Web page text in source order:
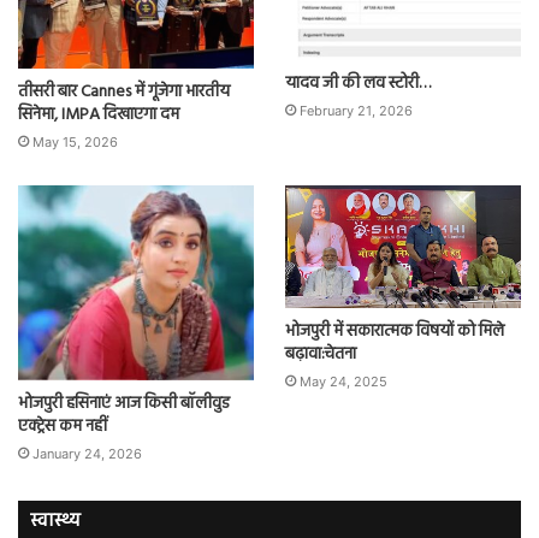
तीसरी बार Cannes में गूंजेगा भारतीय
सिनेमा, IMPA दिखाएगा दम
May 15, 2026
यादव जी की लव स्टोरी…
February 21, 2026
भोजपुरी हसिनाएं आज किसी बॉलीवुड
एक्ट्रेस कम नहीं
January 24, 2026
भोजपुरी में सकारात्मक विषयों को मिले
बढ़ावा:चेतना
May 24, 2025
स्वास्थ्य